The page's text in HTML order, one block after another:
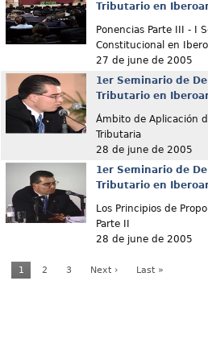
Tributario en
Ponencias Parte III - I
Constitucional en
27 de june de 2005
1er Seminario de
Tributario en
Ámbito de Aplicación
Tributaria
28 de june de 2005
1er Seminario de
Tributario en
Los Principios de
Parte II
28 de june de 2005
1 2 3 Next › Last »